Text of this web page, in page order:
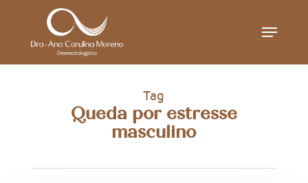
Menu
Tag
Queda por estresse
masculino